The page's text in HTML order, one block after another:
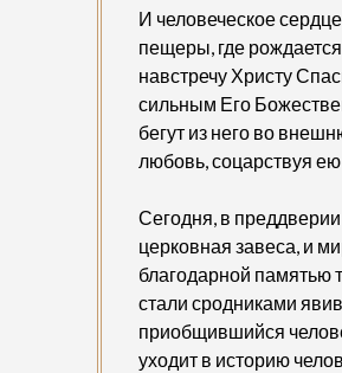
И человеческое
пещеры, где
навстречу Христу
сильным Его
бегут из него во
любовь, соцарствуя
Сегодня, в
церковная завеса, и
благодарной памятью
стали сродниками
приобщившийся
уходит в историю